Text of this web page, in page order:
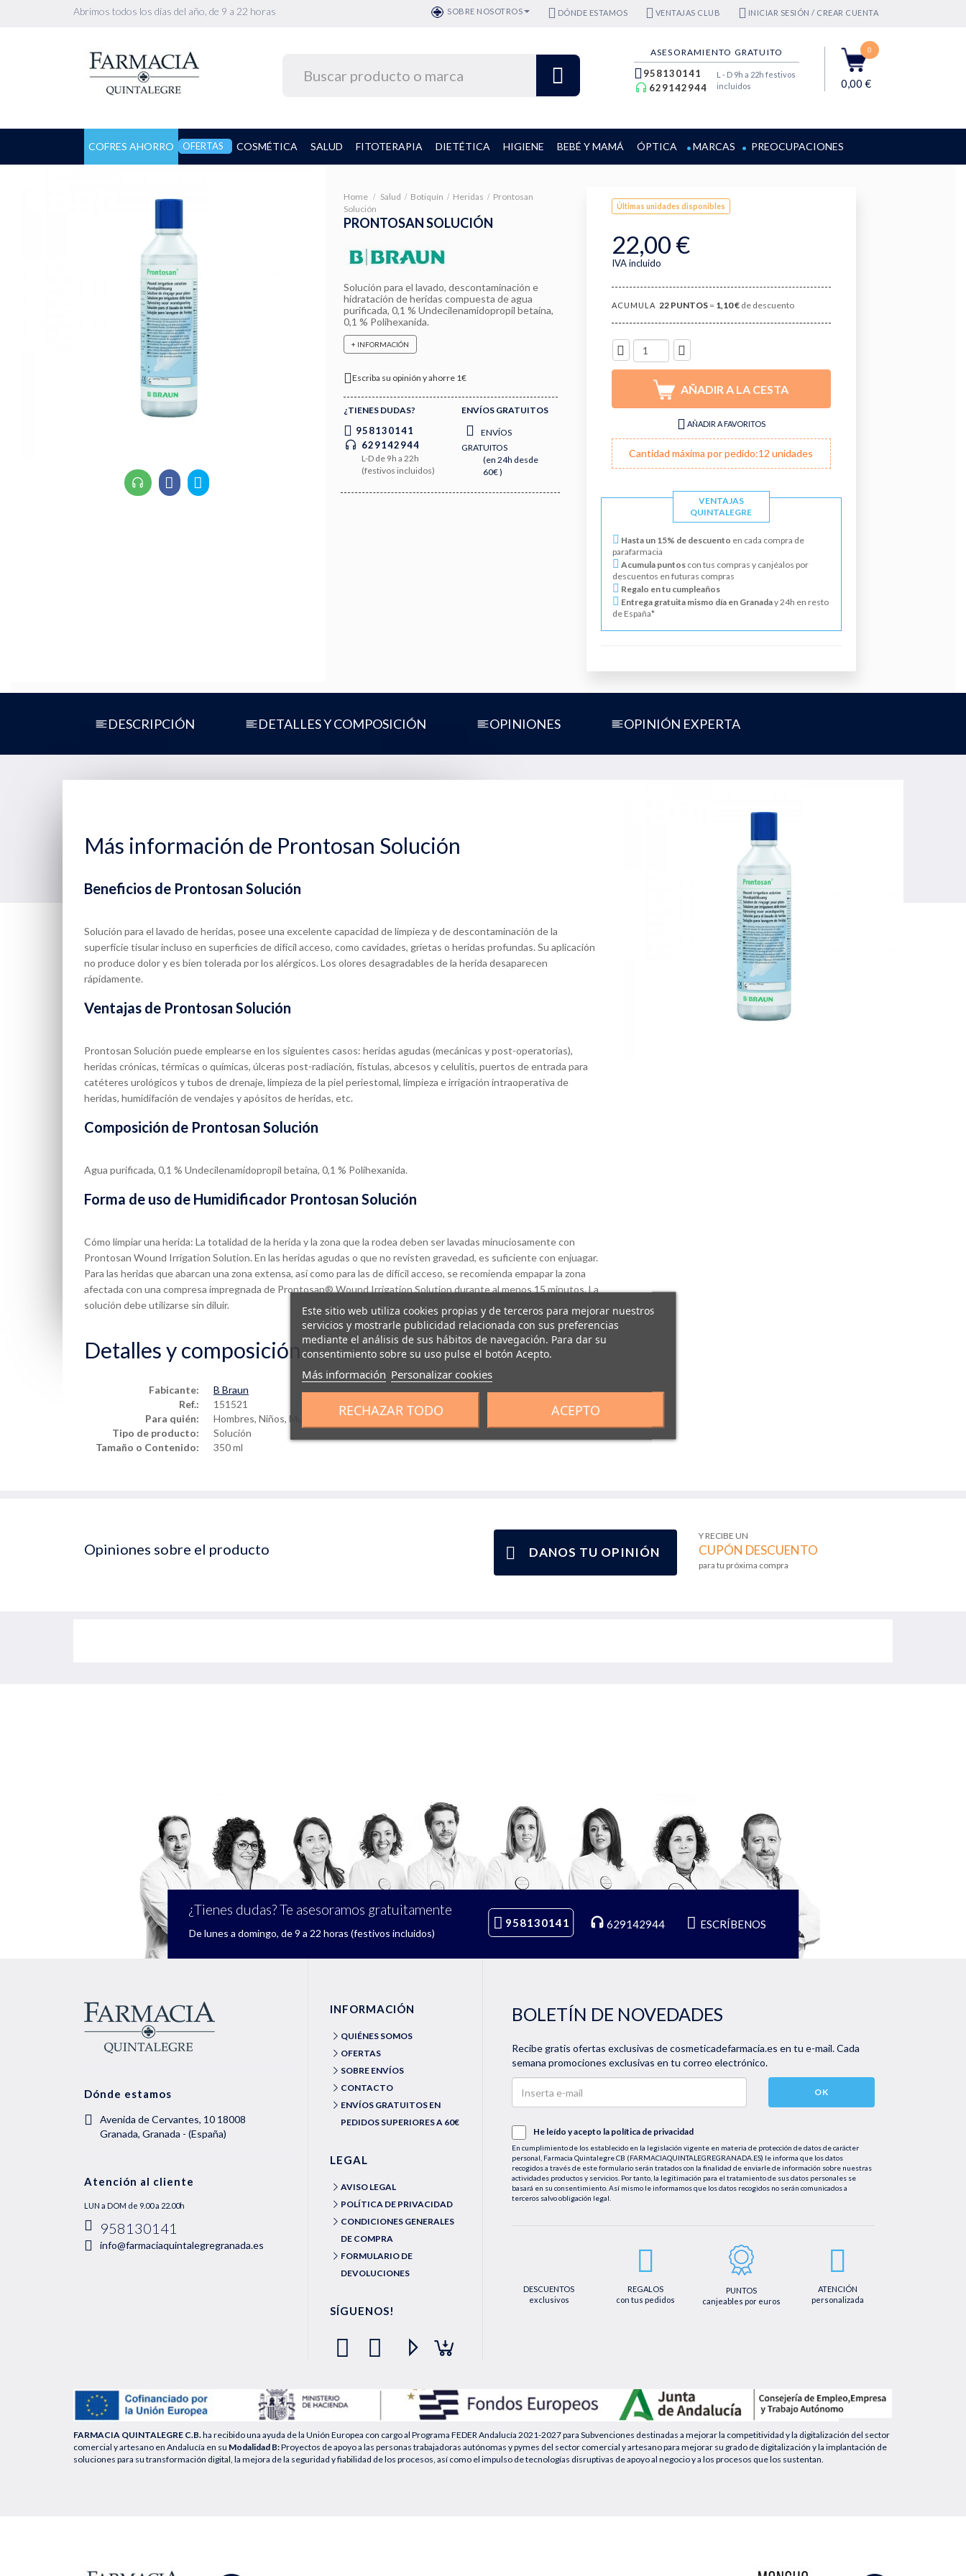
Abrimos todos los días del año, de 9 a 22 horas SOBRE NOSOTROS DÓNDE ESTAMOS VENTAJAS CLUB INICIAR SESIÓN / CREAR CUENTA
ASESORAMIENTO GRATUITO
958130141
629142944
L - D 9h a 22h festivos
incluídos
0
0,00 €
COFRES AHORRO OFERTAS COSMÉTICA SALUD FITOTERAPIA DIETÉTICA HIGIENE BEBÉ Y MAMÁ ÓPTICA MARCAS PREOCUPACIONES
Home Salud Botiquín Heridas
Prontosan
Solución
PRONTOSAN SOLUCIÓN
Solución para el lavado, descontaminación e
hidratación de heridas compuesta de agua
purificada, 0,1 % Undecilenamidopropil betaína,
0,1 % Polihexanida.
+ INFORMACIÓN
Escriba su opinión y ahorre 1€
¿TIENES DUDAS?
958130141
629142944
L-D de 9h a 22h
(festivos incluidos)
ENVÍOS GRATUITOS
ENVÍOS
GRATUITOS
(en 24h desde
60€ )
Últimas unidades disponibles
22,00 €
IVA incluido
ACUMULA 22PUNTOS= 1,10 €de descuento
UNIDADES
AÑADIR A LA CESTA
AÑADIR A FAVORITOS
Cantidad máxima por pedido:12 unidades
VENTAJAS
QUINTALEGRE
Hasta un 15% de descuento en cada compra de
parafarmacia
Acumula puntoscon tus compras y canjéalos por
descuentos en futuras compras
Regalo en tu cumpleaños
Entrega gratuita mismo día en Granaday 24h en resto
de España*
DESCRIPCIÓN DETALLES Y COMPOSICIÓN OPINIONES OPINIÓN EXPERTA
Más información de Prontosan Solución
Beneficios de Prontosan Solución
Solución para el lavado de heridas, posee una excelente capacidad de limpieza y de descontaminación de la
superfície tisular incluso en superficies de difícil acceso, como cavidades, grietas o heridas profundas. Su aplicación
no produce dolor y es bien tolerada por los alérgicos. Los olores desagradables de la herida desaparecen
rápidamente.
Ventajas de Prontosan Solución
Prontosan Solución puede emplearse en los siguientes casos: heridas agudas (mecánicas y post-operatorias),
heridas crónicas, térmicas o químicas, úlceras post-radiación, fístulas, abcesos y celulitis, puertos de entrada para
catéteres urológicos y tubos de drenaje, limpieza de la piel periestomal, limpieza e irrigación intraoperativa de
heridas, humidifación de vendajes y apósitos de heridas, etc.
Composición de Prontosan Solución
Agua purificada, 0,1 % Undecilenamidopropil betaína, 0,1 % Polihexanida.
Forma de uso de Humidificador Prontosan Solución
Cómo limpiar una herida: La totalidad de la herida y la zona que la rodea deben ser lavadas minuciosamente con
Prontosan Wound Irrigation Solution. En las heridas agudas o que no revisten gravedad, es suficiente con enjuagar.
Para las heridas que abarcan una zona extensa, así como para las de difícil acceso, se recomienda empapar la zona
afectada con una compresa impregnada de Prontosan® Wound Irrigation Solution durante al menos 15 minutos. La
solución debe utilizarse sin diluir.
Detalles y composición
Fabicante:
B Braun
Ref.:
151521
Para quién:
Hombres, Niños, Mujeres
Tipo de producto:
Solución
Tamaño o Contenido:
350 ml
Opiniones sobre el producto DANOS TU OPINIÓN
Y RECIBE UN
CUPÓN DESCUENTO
para tu próxima compra
¿Tienes dudas? Te asesoramos gratuitamente
De lunes a domingo, de 9 a 22 horas (festivos incluidos)
958130141 629142944 ESCRÍBENOS
Dónde estamos
Avenida de Cervantes, 10 18008
Granada, Granada - (España)
Atención al cliente
LUN a DOM de 9.00 a 22.00h
958130141
info@farmaciaquintalegregranada.es
INFORMACIÓN
QUIÉNES SOMOS
OFERTAS
SOBRE ENVÍOS
CONTACTO
ENVÍOS GRATUITOS EN
PEDIDOS SUPERIORES A 60€
LEGAL
AVISO LEGAL
POLÍTICA DE PRIVACIDAD
CONDICIONES GENERALES
DE COMPRA
FORMULARIO DE
DEVOLUCIONES
SÍGUENOS!
BOLETÍN DE NOVEDADES
Recibe gratis ofertas exclusivas de cosmeticadefarmacia.es en tu e-mail. Cada
semana promociones exclusivas en tu correo electrónico.
OK
He leído y acepto la política de privacidad
En cumplimiento de los establecido en la legislación vigente en materia de protección de datos de carácter
personal, Farmacia Quintalegre CB (FARMACIAQUINTALEGREGRANADA.ES) le informa que los datos
recogidos a través de este formulario serán tratados con la finalidad de enviarle de información sobre nuestras
actividades productos y servicios. Por tanto, la legitimación para el tratamiento de sus datos personales se
basará en su consentimiento. Así mismo le informamos que los datos recogidos no serán comunicados a
terceros salvo obligación legal.
le asisten a través de la dirección de email info@farmaciaquintalegregranada.es, así como a través de los
dirección web https://farmaciaquintalegregranada.es//politica-privacidad/
DESCUENTOS
exclusivos
REGALOS
con tus pedidos
PUNTOS
canjeables por euros
ATENCIÓN
personalizada
FARMACIA QUINTALEGRE C.B. ha recibido una ayuda de la Unión Europea con cargo al Programa FEDER Andalucía 2021-2027 para Subvenciones destinadas a mejorar la competitividad y la digitalización del sector
comercial y artesano en Andalucía en su Modalidad B:Proyectos de apoyo a las personas trabajadoras autónomas y pymes del sector comercial y artesano para mejorar su grado de digitalización y la implantación de
soluciones para su transformación digital, la mejora de la seguridad y fiabilidad de los procesos, así como el impulso de tecnologías disruptivas de apoyo al negocio y a los procesos que los sustentan.
Este sitio web utiliza cookies propias y de terceros para mejorar nuestros
servicios y mostrarle publicidad relacionada con sus preferencias
mediante el análisis de sus hábitos de navegación. Para dar su
consentimiento sobre su uso pulse el botón Acepto.
Más información Personalizar cookies
RECHAZAR TODO ACEPTO